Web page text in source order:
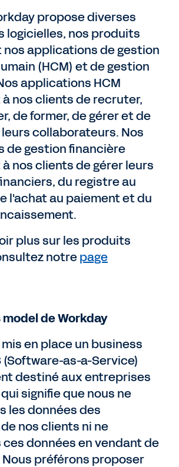
propose diverses
logicielles, nos produits
nos applications de gestion
(HCM) et de gestion
applications HCM
nos clients de recruter,
de former, de gérer et de
collaborateurs. Nos
de gestion financière
nos clients de gérer leurs
du registre au
l'achat au paiement et du
plus sur les produits
notrepage
de Workday
en place un business
(Software-as-a-Service)
destiné aux entreprises
signifie que nous ne
les données des
nos clients ni ne
données en vendant de
préférons proposer